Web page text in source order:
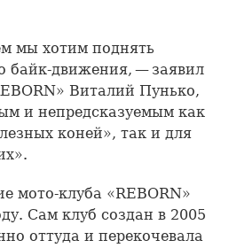
мы хотим поднять
байк-движения, — заявил
Виталий Пунько,
и непредсказуемым как
коней», так и для
мото-клуба «REBORN»
Сам клуб создан в 2005
оттуда и перекочевала